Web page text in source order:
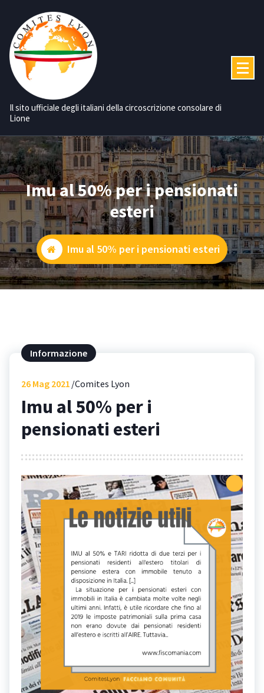
contenuto
Il sito ufficiale degli italiani della circoscrizione consolare di
Lione
Imu al 50% per i pensionati
esteri
Imu al 50% per i pensionati esteri
Informazione
26 Mag 2021 Comites Lyon
Imu al 50% per i
pensionati esteri